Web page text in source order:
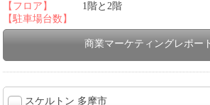
【フロア】
1階と2階
【駐車場台数】
商業マーケティングレポー
スケルトン 多摩市